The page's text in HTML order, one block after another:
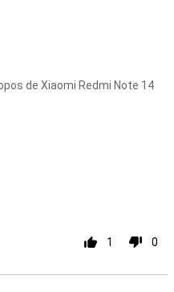
de Xiaomi Redmi Note 14
1 0